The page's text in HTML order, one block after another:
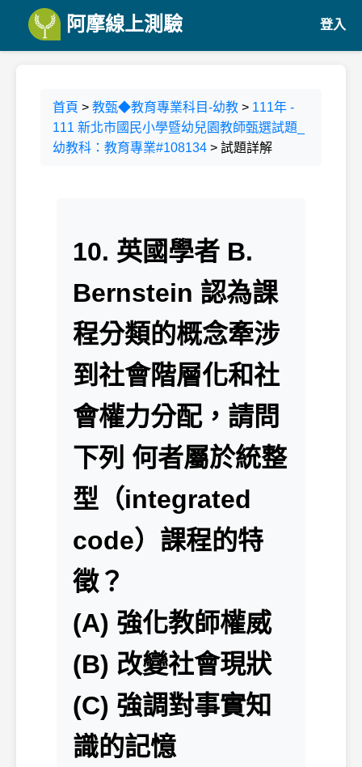
阿摩線上測驗 登入
首頁 > 教甄◆教育專業科目-幼教 > 111年 -
111 新北市國民小學暨幼兒園教師甄選試題_
幼教科：教育專業#108134 > 試題詳解
10. 英國學者 B.
Bernstein 認為課
程分類的概念牽涉
到社會階層化和社
會權力分配，請問
下列 何者屬於統整
型（integrated
code）課程的特
徵？
(A) 強化教師權威
(B) 改變社會現狀
(C) 強調對事實知
識的記憶